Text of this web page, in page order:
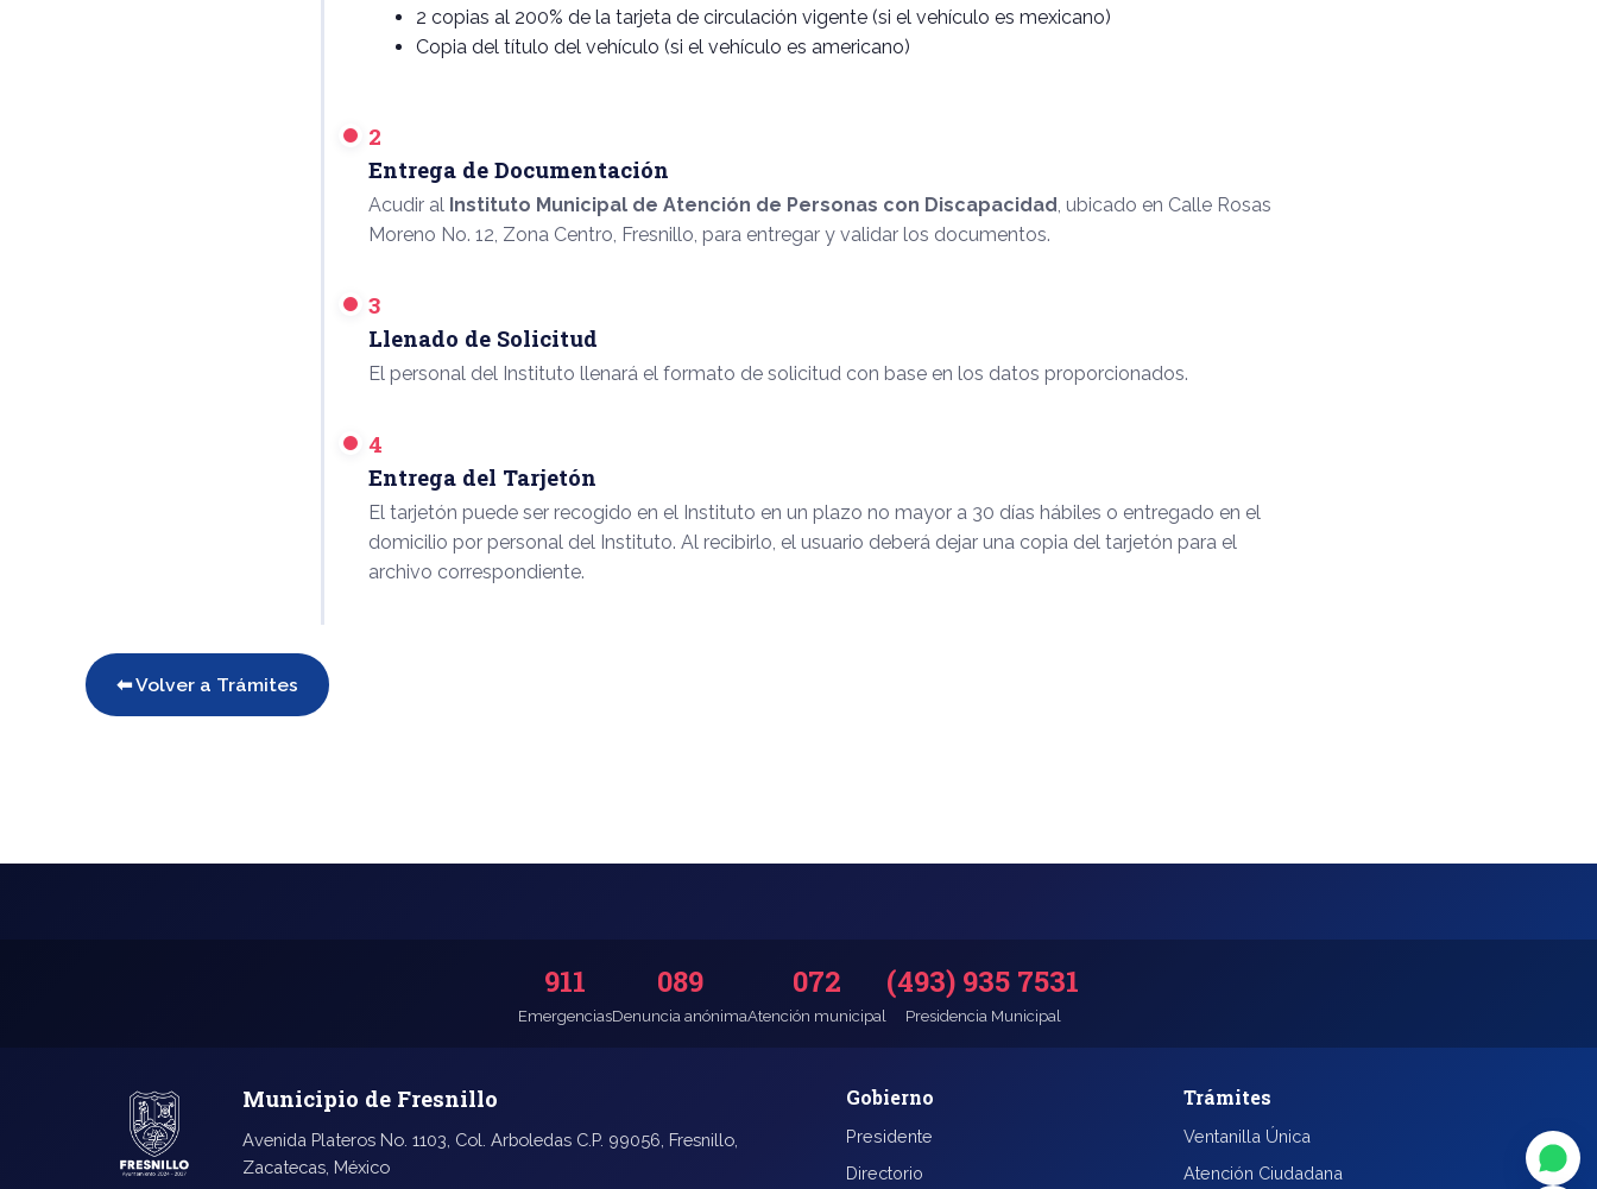
2 copias al 200% de la tarjeta de circulación vigente (si el vehículo es mexicano)
Copia del título del vehículo (si el vehículo es americano)
2
Entrega de Documentación
Acudir al Instituto Municipal de Atención de Personas con Discapacidad, ubicado en Calle Rosas
Moreno No. 12, Zona Centro, Fresnillo, para entregar y validar los documentos.
3
Llenado de Solicitud
El personal del Instituto llenará el formato de solicitud con base en los datos proporcionados.
4
Entrega del Tarjetón
El tarjetón puede ser recogido en el Instituto en un plazo no mayor a 30 días hábiles o entregado en el
domicilio por personal del Instituto. Al recibirlo, el usuario deberá dejar una copia del tarjetón para el
archivo correspondiente.
⬅ Volver a Trámites
911
Emergencias
089
Denuncia anónima
072
Atención municipal
(493) 935 7531
Presidencia Municipal
Municipio de Fresnillo
Avenida Plateros No. 1103, Col. Arboledas C.P. 99056, Fresnillo,
Zacatecas, México
Gobierno
Presidente
Directorio
Trámites
Ventanilla Única
Atención Ciudadana
↔